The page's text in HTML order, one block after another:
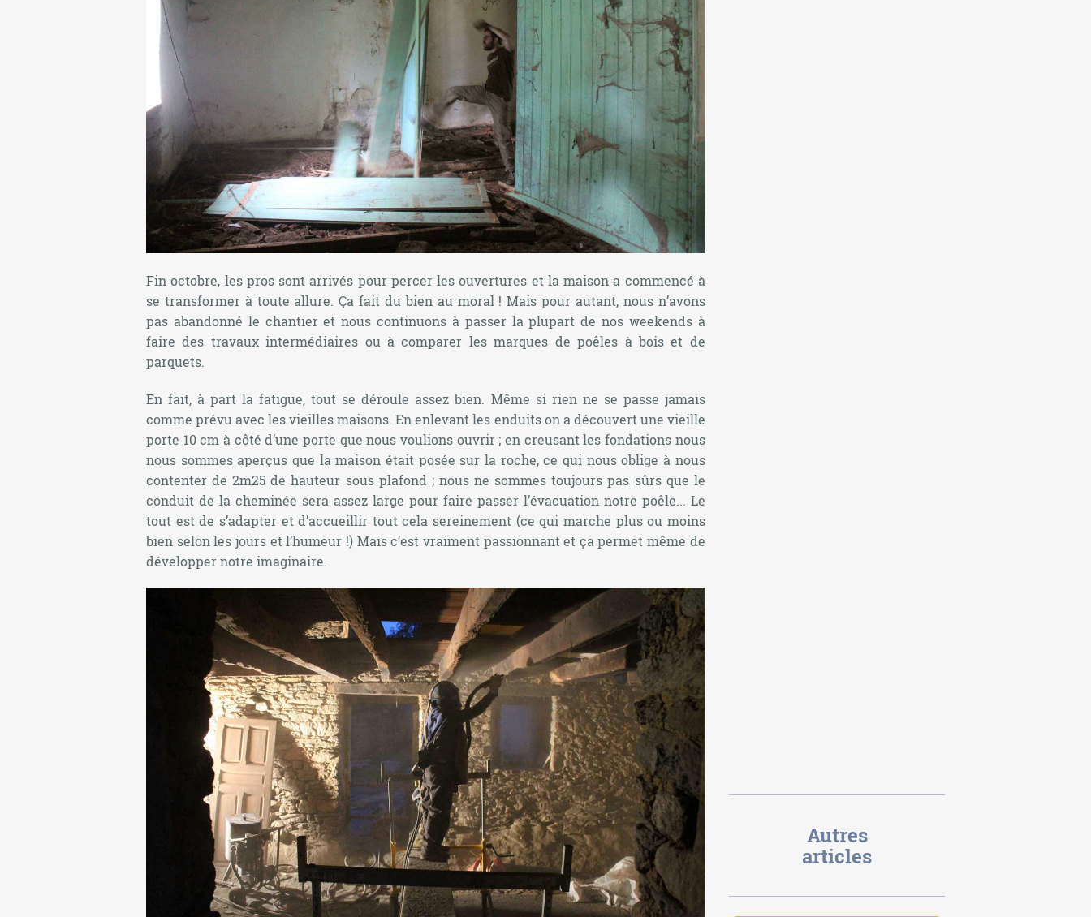
Fin octobre, les pros sont arrivés pour percer les ouvertures et la maison a commencé à
se transformer à toute allure. Ça fait du bien au moral ! Mais pour autant, nous n’avons
pas abandonné le chantier et nous continuons à passer la plupart de nos weekends à
faire des travaux intermédiaires ou à comparer les marques de poêles à bois et de
parquets.
En fait, à part la fatigue, tout se déroule assez bien. Même si rien ne se passe jamais
comme prévu avec les vieilles maisons. En enlevant les enduits on a découvert une vieille
porte 10 cm à côté d’une porte que nous voulions ouvrir ; en creusant les fondations nous
nous sommes aperçus que la maison était posée sur la roche, ce qui nous oblige à nous
contenter de 2m25 de hauteur sous plafond ; nous ne sommes toujours pas sûrs que le
conduit de la cheminée sera assez large pour faire passer l’évacuation notre poêle... Le
tout est de s’adapter et d’accueillir tout cela sereinement (ce qui marche plus ou moins
bien selon les jours et l’humeur !) Mais c’est vraiment passionnant et ça permet même de
développer notre imaginaire.
Autres
articles